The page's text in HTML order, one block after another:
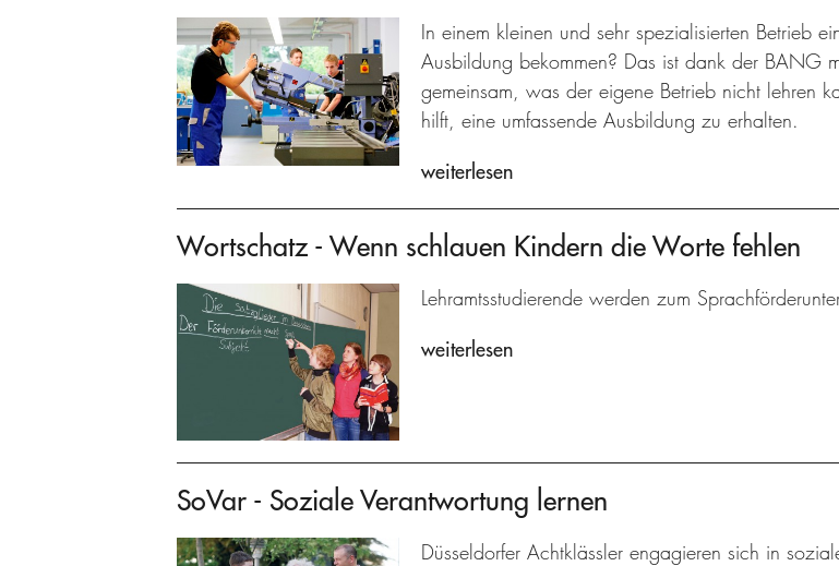
In einem kleinen und sehr spezialisierten Betrieb
Ausbildung bekommen? Das ist dank der BANG
gemeinsam, was der eigene Betrieb nicht lehren
hilft, eine umfassende Ausbildung zu erhalten.
weiterlesen
Wortschatz - Wenn schlauen Kindern die Worte fehlen
Lehramtsstudierende werden zum
weiterlesen
SoVar - Soziale Verantwortung lernen
Düsseldorfer Achtklässler engagieren sich in